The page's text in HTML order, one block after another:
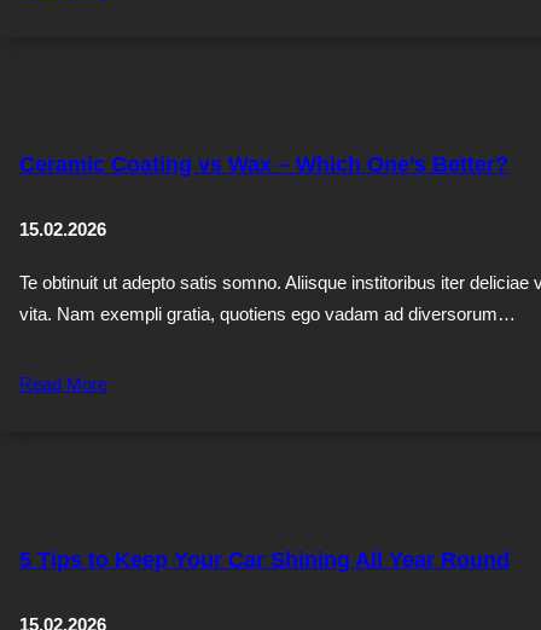
Ceramic Coating vs Wax – Which One’s Better?
15.02.2026
Te obtinuit ut adepto satis somno. Aliisque institoribus iter deliciae
vita. Nam exempli gratia, quotiens ego vadam ad diversorum…
Read More
5 Tips to Keep Your Car Shining All Year Round
15.02.2026